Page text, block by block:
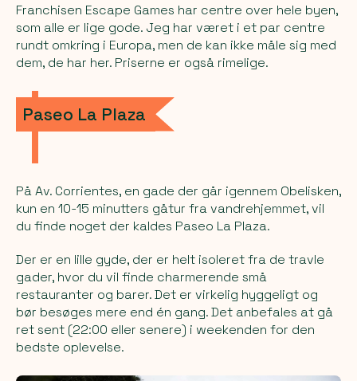
Franchisen Escape Games har centre over hele byen,
som alle er lige gode. Jeg har været i et par centre
rundt omkring i Europa, men de kan ikke måle sig med
dem, de har her. Priserne er også rimelige.
Paseo La Plaza
På Av. Corrientes, en gade der går igennem Obelisken,
kun en 10-15 minutters gåtur fra vandrehjemmet, vil
du finde noget der kaldes Paseo La Plaza.
Der er en lille gyde, der er helt isoleret fra de travle
gader, hvor du vil finde charmerende små
restauranter og barer. Det er virkelig hyggeligt og
bør besøges mere end én gang. Det anbefales at gå
ret sent (22:00 eller senere) i weekenden for den
bedste oplevelse.